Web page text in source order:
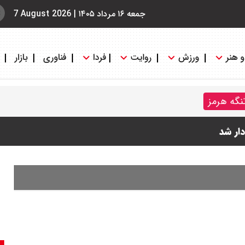
جمعه ۱۶ مرداد ۱۴۰۵ |
7 August 2026
هنر ورزش روایت فردا فناوری بازار
هرمز